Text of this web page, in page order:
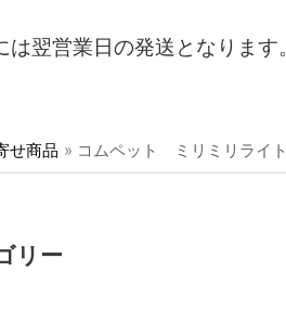
翌営業日の発送となります。
せ商品 コムペット ミリミリライ
リー